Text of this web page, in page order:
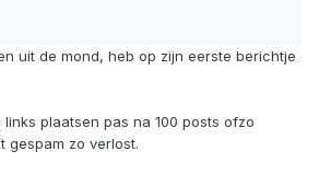
uit de mond, heb op zijn eerste berichtje
plaatsen pas na 100 posts ofzo
gespam zo verlost.